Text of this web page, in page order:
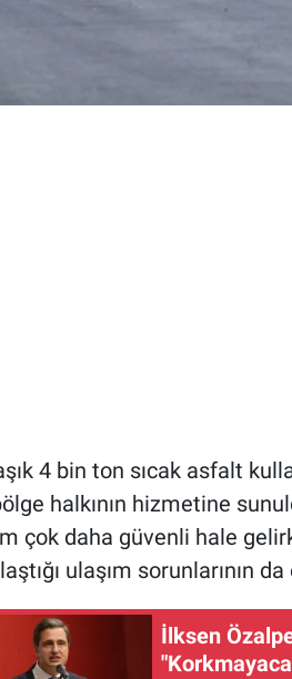
4 bin ton sıcak asfalt
halkının hizmetine
çok daha güvenli hale
ulaşım sorunlarının
İlksen